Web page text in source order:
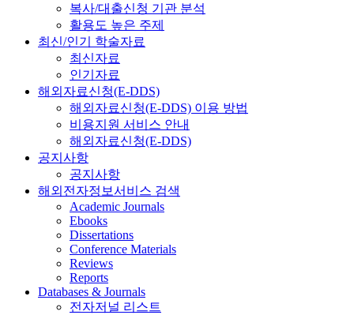
복사/대출신청 기관 분석
활용도 높은 주제
최신/인기 학술자료
최신자료
인기자료
해외자료신청(E-DDS)
해외자료신청(E-DDS) 이용 방법
비용지원 서비스 안내
해외자료신청(E-DDS)
공지사항
공지사항
해외전자정보서비스 검색
Academic Journals
Ebooks
Dissertations
Conference Materials
Reviews
Reports
Databases & Journals
전자저널 리스트